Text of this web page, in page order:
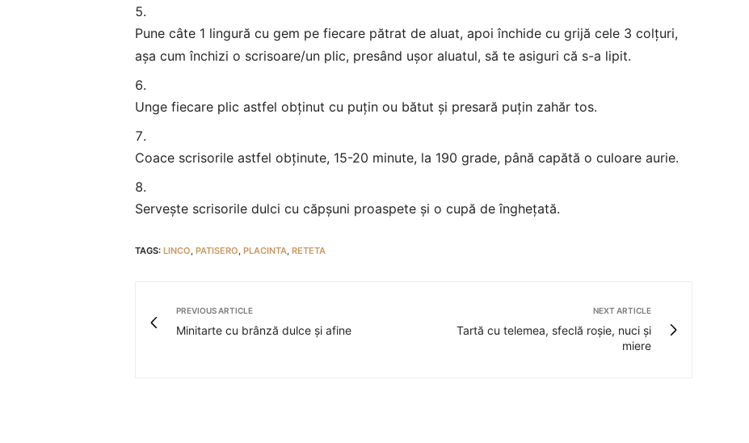
Pune câte 1 lingură cu gem pe fiecare pătrat de aluat, apoi închide cu grijă cele 3 colțuri,
așa cum închizi o scrisoare/un plic, presând ușor aluatul, să te asiguri că s-a lipit.
Unge fiecare plic astfel obținut cu puțin ou bătut și presară puțin zahăr tos.
Coace scrisorile astfel obținute, 15-20 minute, la 190 grade, până capătă o culoare aurie.
Servește scrisorile dulci cu căpșuni proaspete și o cupă de înghețată.
TAGS: LINCO, PATISERO, PLACINTA, RETETA
PREVIOUS ARTICLE
Minitarte cu brânză dulce și afine
NEXT ARTICLE
Tartă cu telemea, sfeclă roșie, nuci și
miere